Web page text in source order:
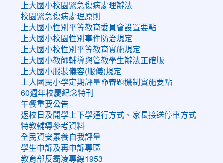
上大國小校園緊急傷病處理辦法
校園緊急傷病處理原則
上大國小性別平等教育委員會設置要點
上大國小校園性別事件防治規定
上大國小校性別平等教育實施規定
上大國小教師輔導與管教學生辦法正確版
上大國小服裝儀容(服儀)規定
上大國民小學定期評量命審題機制實施要點
60週年校慶紀念特刊
午餐重要公告
返校日及開學上下學通行方式、家長接送停車方式
特教輔導參考資料
全民資安素養自我評量
學生申訴及再申訴專區
教育部反霸凌專線1953